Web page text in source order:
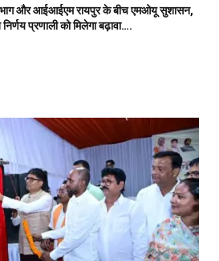
और आईआईएम रायपुर के बीच एमओयू सुशासन,
प्रणाली को मिलेगा बढ़ावा….